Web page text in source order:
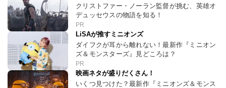
クリストファー・ノーラン監督が挑む、英雄オ
デュッセウスの物語を知る！
PR
LiSAが推すミニオンズ
ダイフクが耳から離れない！最新作『ミニオン
ズ＆モンスターズ』見どころは？
PR
映画ネタが盛りだくさん！
いくつ見つけた？最新作『ミニオンズ＆モンス